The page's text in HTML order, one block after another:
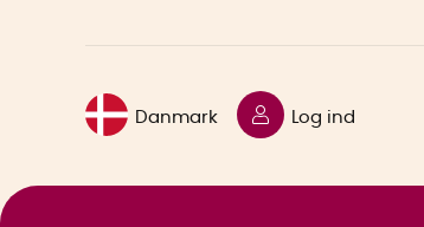
Danmark Log ind